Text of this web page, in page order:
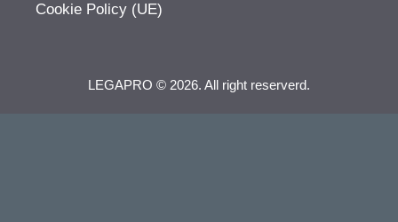
Cookie Policy (UE)
LEGAPRO © 2026. All right reserverd.